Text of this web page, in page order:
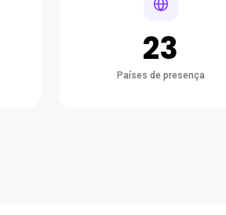
23
Países de presença